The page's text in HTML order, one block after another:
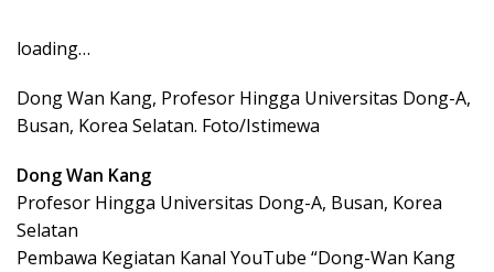
loading…
Dong Wan Kang, Profesor Hingga Universitas Dong-A,
Busan, Korea Selatan. Foto/Istimewa
Dong Wan Kang
Profesor Hingga Universitas Dong-A, Busan, Korea
Selatan
Pembawa Kegiatan Kanal YouTube “Dong-Wan Kang